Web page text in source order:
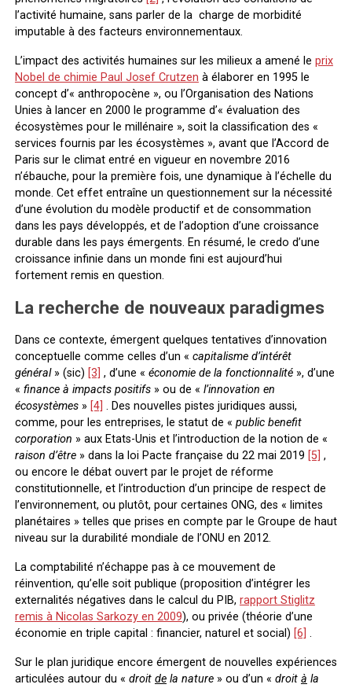
l’activité humaine, sans parler de la charge de morbidité
imputable à des facteurs environnementaux.
L’impact des activités humaines sur les milieux a amené le prix
Nobel de chimie Paul Josef Crutzen à élaborer en 1995 le
concept d’« anthropocène », ou l’Organisation des Nations
Unies à lancer en 2000 le programme d’« évaluation des
écosystèmes pour le millénaire », soit la classification des «
services fournis par les écosystèmes », avant que l’Accord de
Paris sur le climat entré en vigueur en novembre 2016
n’ébauche, pour la première fois, une dynamique à l’échelle du
monde. Cet effet entraîne un questionnement sur la nécessité
d’une évolution du modèle productif et de consommation
dans les pays développés, et de l’adoption d’une croissance
durable dans les pays émergents. En résumé, le credo d’une
croissance infinie dans un monde fini est aujourd’hui
fortement remis en question.
La recherche de nouveaux paradigmes
Dans ce contexte, émergent quelques tentatives d’innovation
conceptuelle comme celles d’un « capitalisme d’intérêt
général» (sic) [3] , d’une « économie de la fonctionnalité », d’une
« finance à impacts positifs» ou de « l’innovation en
écosystèmes» [4] . Des nouvelles pistes juridiques aussi,
comme, pour les entreprises, le statut de « public benefit
corporation » aux Etats-Unis et l’introduction de la notion de «
raison d’être» dans la loi Pacte française du 22 mai 2019 [5] ,
ou encore le débat ouvert par le projet de réforme
constitutionnelle, et l’introduction d’un principe de respect de
l’environnement, ou plutôt, pour certaines ONG, des « limites
planétaires » telles que prises en compte par le Groupe de haut
niveau sur la durabilité mondiale de l’ONU en 2012.
La comptabilité n’échappe pas à ce mouvement de
réinvention, qu’elle soit publique (proposition d’intégrer les
externalités négatives dans le calcul du PIB, rapport Stiglitz
remis à Nicolas Sarkozy en 2009), ou privée (théorie d’une
économie en triple capital : financier, naturel et social) [6] .
Sur le plan juridique encore émergent de nouvelles expériences
articulées autour du « droit dela nature» ou d’un « droit à la